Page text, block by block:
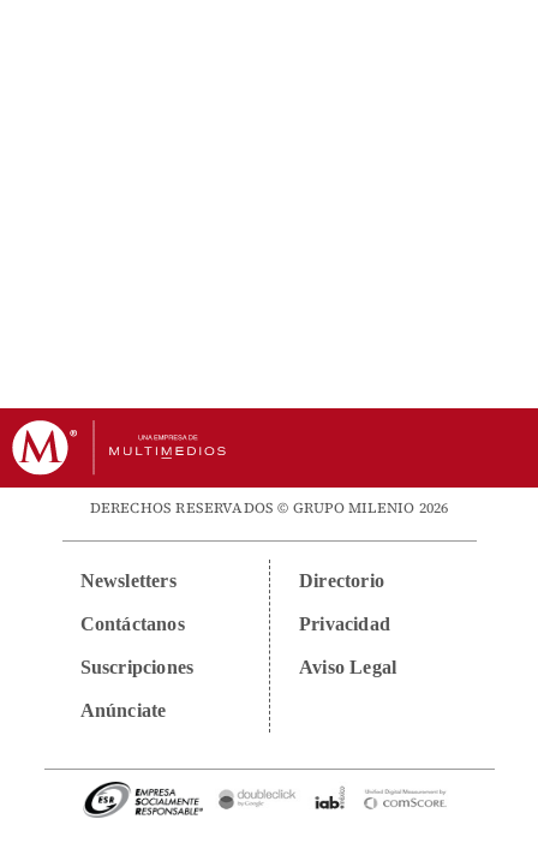
DERECHOS RESERVADOS © GRUPO MILENIO 2026
Newsletters
Contáctanos
Suscripciones
Anúnciate
Directorio
Privacidad
Aviso Legal